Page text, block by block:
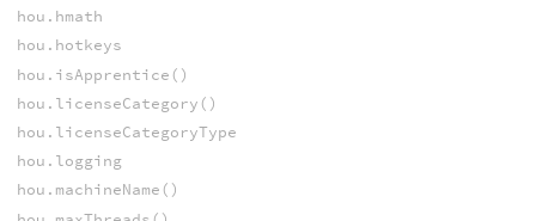
hou.hmath
hou.hotkeys
hou.isApprentice()
hou.licenseCategory()
hou.licenseCategoryType
hou.logging
hou.machineName()